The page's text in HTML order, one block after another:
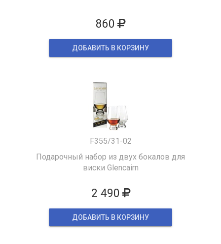
860
ДОБАВИТЬ В КОРЗИНУ
F355/31-02
Подарочный набор из двух бокалов для
виски Glencairn
2 490
ДОБАВИТЬ В КОРЗИНУ